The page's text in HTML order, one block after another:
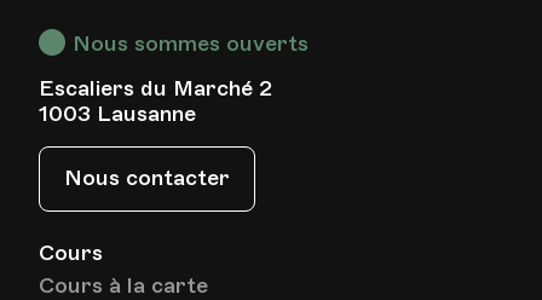
Cours
Cours à la carte
Nous sommes ouverts
Escaliers du Marché 2
1003 Lausanne
Nous contacter